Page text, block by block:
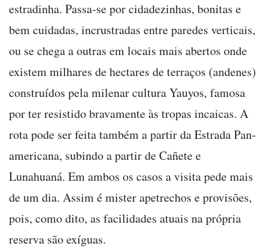
estradinha. Passa-se por cidadezinhas, bonitas e
bem cuidadas, incrustradas entre paredes verticais,
ou se chega a outras em locais mais abertos onde
existem milhares de hectares de terraços (andenes)
construídos pela milenar cultura Yauyos, famosa
por ter resistido bravamente às tropas incaicas. A
rota pode ser feita também a partir da Estrada Pan-
americana, subindo a partir de Cañete e
Lunahuaná. Em ambos os casos a visita pede mais
de um dia. Assim é mister apetrechos e provisões,
pois, como dito, as facilidades atuais na própria
reserva são exíguas.